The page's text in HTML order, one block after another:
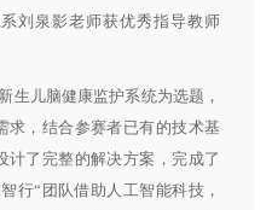
刘泉影老师获优秀指导教师
儿脑健康监护系统为选题，
求，结合参赛者已有的技术基
计了完整的解决方案，完成了
行“团队借助人工智能科技，